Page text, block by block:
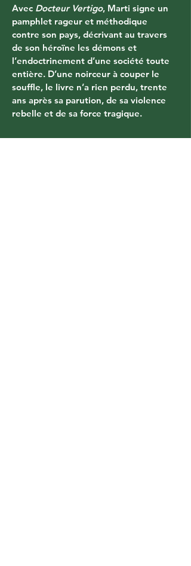
Avec Docteur Vertigo, Marti signe un
pamphlet rageur et méthodique
contre son pays, décrivant au travers
de son héroïne les démons et
l’endoctrinement d’une société toute
entière. D’une noirceur à couper le
souffle, le livre n’a rien perdu, trente
ans après sa parution, de sa violence
rebelle et de sa force tragique.